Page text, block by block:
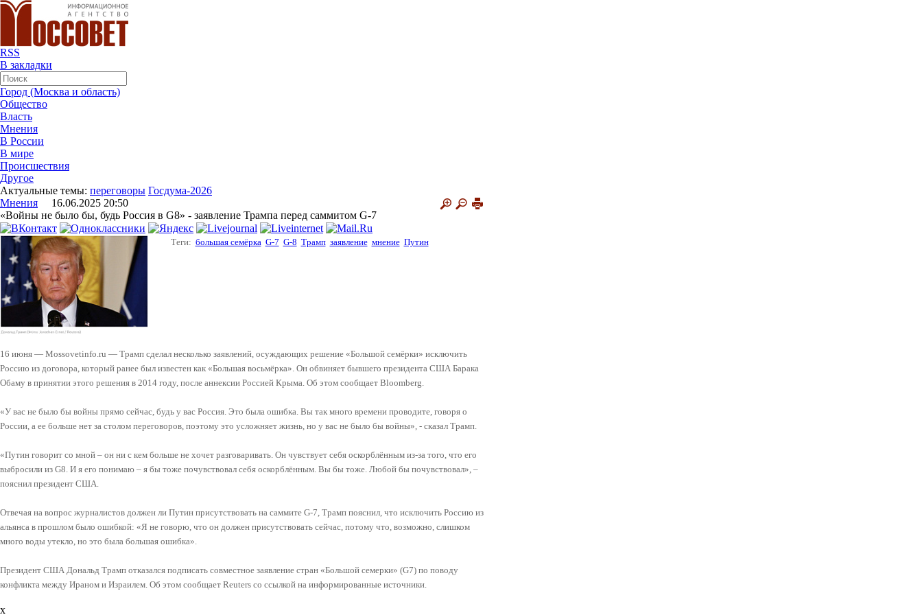
RSS
В закладки
Город (Москва и область)
Общество
Власть
Мнения
В России
В мире
Происшествия
Другое
Актуальные темы: переговоры Госдума-2026
Мнения 16.06.2025 20:50
«Войны не было бы, будь Россия в G8» - заявление Трампа перед саммитом G-7
Теги: большая семёрка G-7 G-8 Трамп заявление мнение Путин
16 июня — Mossovetinfo.ru — Трамп сделал несколько заявлений, осуждающих решение «Большой семёрки» исключить
Россию из договора, который ранее был известен как «Большая восьмёрка». Он обвиняет бывшего президента США Барака
Обаму в принятии этого решения в 2014 году, после аннексии Россией Крыма. Об этом сообщает Bloomberg.
«У вас не было бы войны прямо сейчас, будь у вас Россия. Это была ошибка. Вы так много времени проводите, говоря о
России, а ее больше нет за столом переговоров, поэтому это усложняет жизнь, но у вас не было бы войны», - сказал Трамп.
«Путин говорит со мной – он ни с кем больше не хочет разговаривать. Он чувствует себя оскорблённым из-за того, что его
выбросили из G8. И я его понимаю – я бы тоже почувствовал себя оскорблённым. Вы бы тоже. Любой бы почувствовал», –
пояснил президент США.
Отвечая на вопрос журналистов должен ли Путин присутствовать на саммите G-7, Трамп пояснил, что исключить Россию из
альянса в прошлом было ошибкой: «Я не говорю, что он должен присутствовать сейчас, потому что, возможно, слишком
много воды утекло, но это была большая ошибка».
Президент США Дональд Трамп отказался подписать совместное заявление стран «Большой семерки» (G7) по поводу
конфликта между Ираном и Израилем. Об этом сообщает Reuters со ссылкой на информированные источники.
x